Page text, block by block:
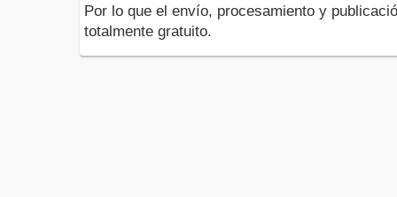
Por lo que el envío, procesamiento y
totalmente gratuito.